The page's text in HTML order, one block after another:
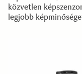
közvetlen
legjobb